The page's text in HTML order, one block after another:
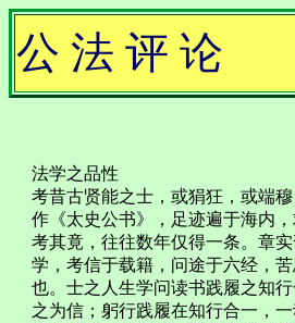
公 法 评 论
法学之品性
考昔古贤能之士，或狷狂，或端
作《太史公书》，足迹遍于海内
考其竟，往往数年仅得一条。章
学，考信于载籍，问途于六经，
也。士之人生学问读书践履之知
之为信；躬行践履在知行合一，